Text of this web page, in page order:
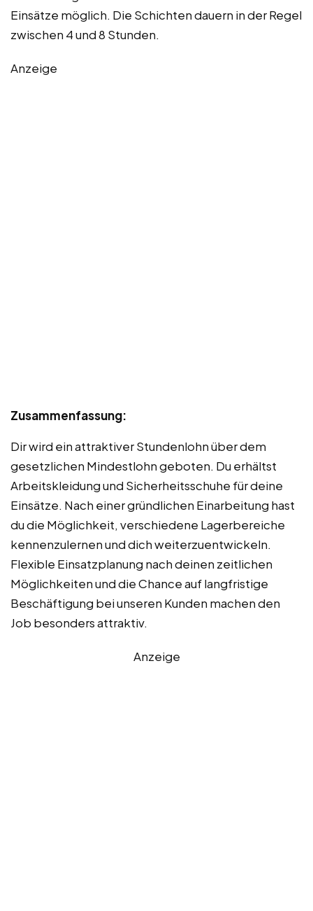
Einsätze möglich. Die Schichten dauern in der Regel
zwischen 4 und 8 Stunden.
Anzeige
Zusammenfassung:
Dir wird ein attraktiver Stundenlohn über dem
gesetzlichen Mindestlohn geboten. Du erhältst
Arbeitskleidung und Sicherheitsschuhe für deine
Einsätze. Nach einer gründlichen Einarbeitung hast
du die Möglichkeit, verschiedene Lagerbereiche
kennenzulernen und dich weiterzuentwickeln.
Flexible Einsatzplanung nach deinen zeitlichen
Möglichkeiten und die Chance auf langfristige
Beschäftigung bei unseren Kunden machen den
Job besonders attraktiv.
Anzeige